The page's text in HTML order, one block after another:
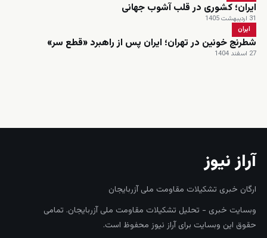
ایران؛ کشوری در قلب آشوب جهانی
31 اردیبهشت 1405
ایران
شطرنج خونین در تهران؛ ایران پس از راهبرد «قطع سر»
27 اسفند 1404
آراز نیوز
ارگان خبری تشکیلات مقاومت ملی آزربایجان
وبسایت خبری - تحلیل تشکیلات مقاومت ملی آزربایجان. تمامی
حقوق این وبسایت برای آراز نیوز محفوظ است.